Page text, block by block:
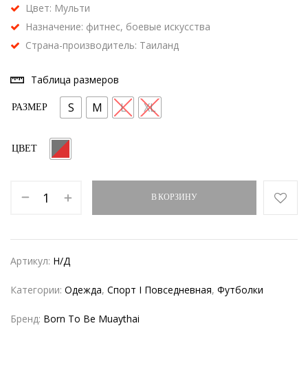
Цвет: Мульти
Назначение: фитнес, боевые искусства
Страна-производитель: Таиланд
Таблица размеров
РАЗМЕР S M L XL
ЦВЕТ
В КОРЗИНУ
Артикул: Н/Д
Категории: Одежда, Спорт I Повседневная, Футболки
Бренд: Born To Be Muaythai